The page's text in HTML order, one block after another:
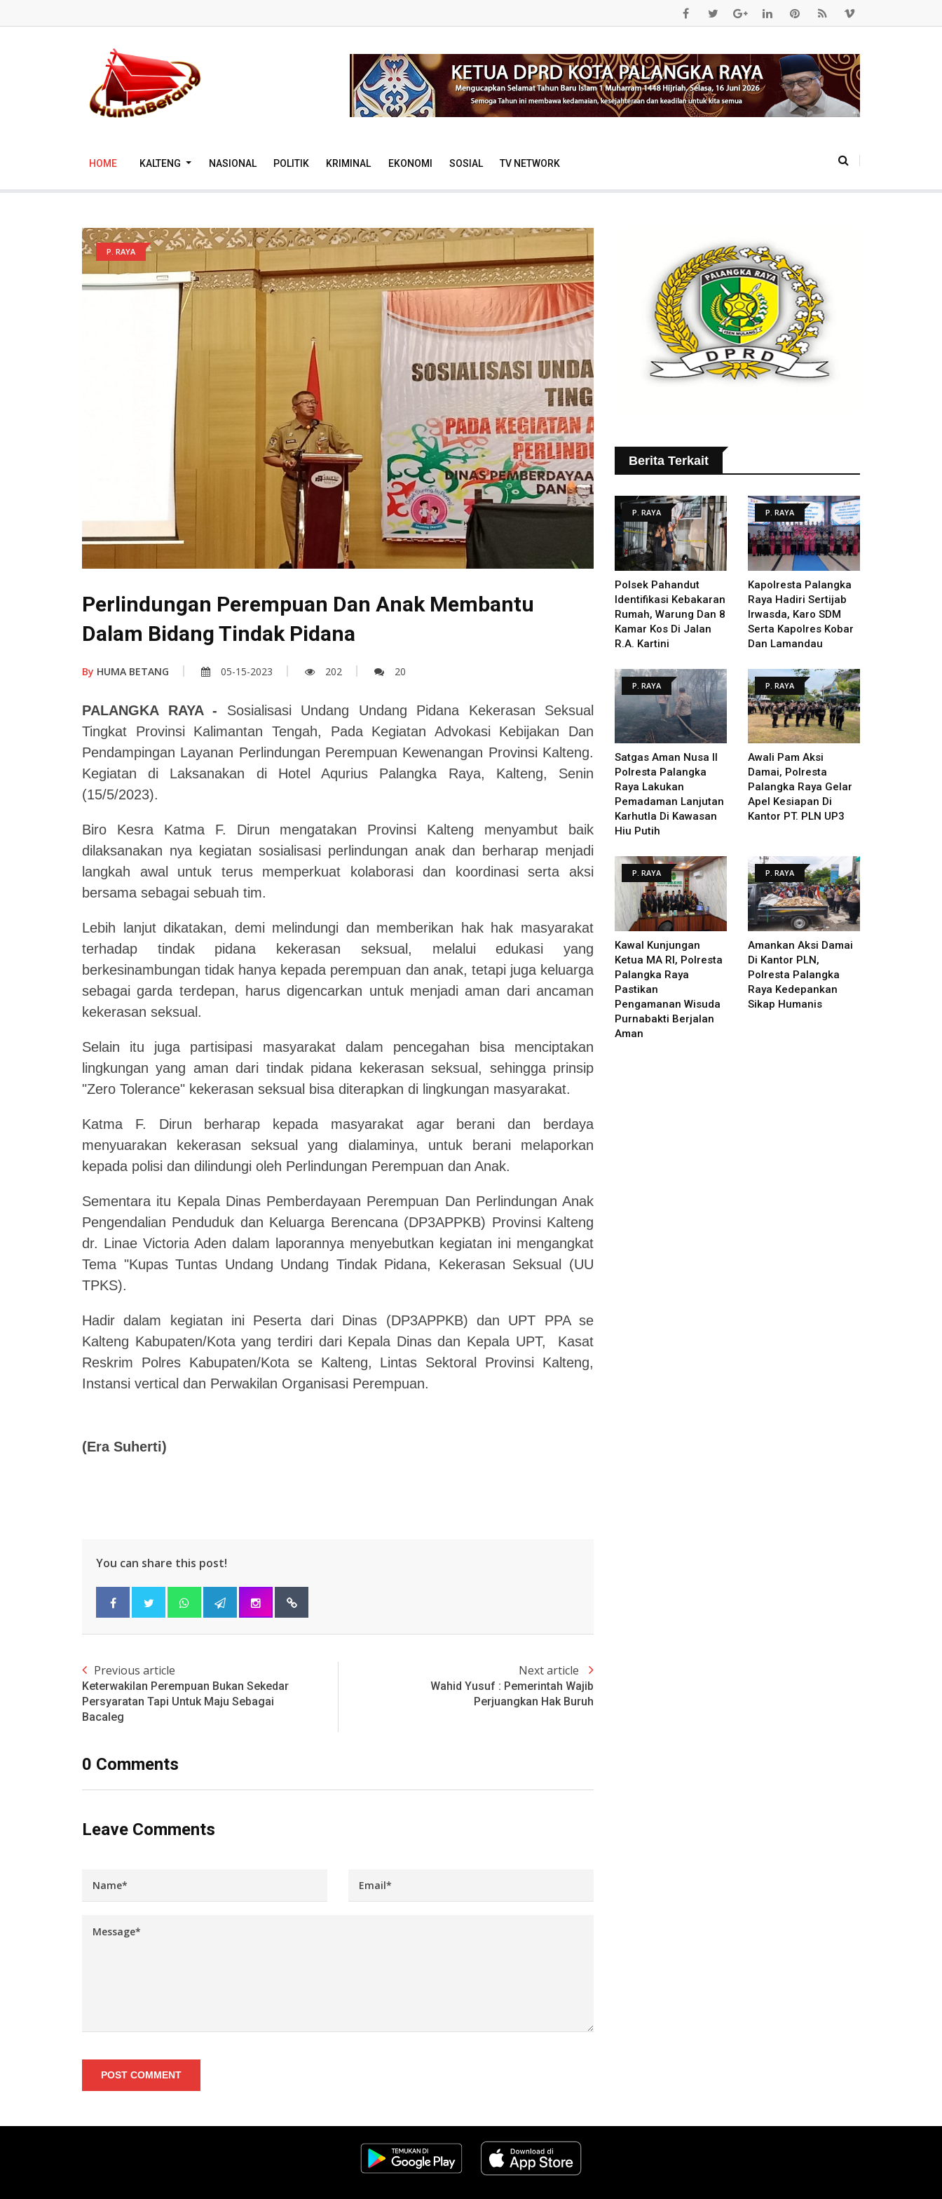
HOME KALTENG NASIONAL POLITIK KRIMINAL EKONOMI SOSIAL TV NETWORK
P. RAYA
Perlindungan Perempuan Dan Anak Membantu
Dalam Bidang Tindak Pidana
By HUMA BETANG 05-15-2023 202 20
PALANGKA RAYA - Sosialisasi Undang Undang Pidana Kekerasan Seksual
Tingkat Provinsi Kalimantan Tengah, Pada Kegiatan Advokasi Kebijakan Dan
Pendampingan Layanan Perlindungan Perempuan Kewenangan Provinsi Kalteng.
Kegiatan di Laksanakan di Hotel Aqurius Palangka Raya, Kalteng, Senin
(15/5/2023).
Biro Kesra Katma F. Dirun mengatakan Provinsi Kalteng menyambut baik
dilaksanakan nya kegiatan sosialisasi perlindungan anak dan berharap menjadi
langkah awal untuk terus memperkuat kolaborasi dan koordinasi serta aksi
bersama sebagai sebuah tim.
Lebih lanjut dikatakan, demi melindungi dan memberikan hak hak masyarakat
terhadap tindak pidana kekerasan seksual, melalui edukasi yang
berkesinambungan tidak hanya kepada perempuan dan anak, tetapi juga keluarga
sebagai garda terdepan, harus digencarkan untuk menjadi aman dari ancaman
kekerasan seksual.
Selain itu juga partisipasi masyarakat dalam pencegahan bisa menciptakan
lingkungan yang aman dari tindak pidana kekerasan seksual, sehingga prinsip
"Zero Tolerance" kekerasan seksual bisa diterapkan di lingkungan masyarakat.
Katma F. Dirun berharap kepada masyarakat agar berani dan berdaya
menyuarakan kekerasan seksual yang dialaminya, untuk berani melaporkan
kepada polisi dan dilindungi oleh Perlindungan Perempuan dan Anak.
Sementara itu Kepala Dinas Pemberdayaan Perempuan Dan Perlindungan Anak
Pengendalian Penduduk dan Keluarga Berencana (DP3APPKB) Provinsi Kalteng
dr. Linae Victoria Aden dalam laporannya menyebutkan kegiatan ini mengangkat
Tema "Kupas Tuntas Undang Undang Tindak Pidana, Kekerasan Seksual (UU
TPKS).
Hadir dalam kegiatan ini Peserta dari Dinas (DP3APPKB) dan UPT PPA se
Kalteng Kabupaten/Kota yang terdiri dari Kepala Dinas dan Kepala UPT, Kasat
Reskrim Polres Kabupaten/Kota se Kalteng, Lintas Sektoral Provinsi Kalteng,
Instansi vertical dan Perwakilan Organisasi Perempuan.
(Era Suherti)
You can share this post!
Previous article
Keterwakilan Perempuan Bukan Sekedar
Persyaratan Tapi Untuk Maju Sebagai
Bacaleg
Next article
Wahid Yusuf : Pemerintah Wajib
Perjuangkan Hak Buruh
0 Comments
Leave Comments
POST COMMENT
Berita Terkait
P. RAYA
Polsek Pahandut
Identifikasi Kebakaran
Rumah, Warung Dan 8
Kamar Kos Di Jalan
R.A. Kartini
P. RAYA
Kapolresta Palangka
Raya Hadiri Sertijab
Irwasda, Karo SDM
Serta Kapolres Kobar
Dan Lamandau
P. RAYA
Satgas Aman Nusa II
Polresta Palangka
Raya Lakukan
Pemadaman Lanjutan
Karhutla Di Kawasan
Hiu Putih
P. RAYA
Awali Pam Aksi
Damai, Polresta
Palangka Raya Gelar
Apel Kesiapan Di
Kantor PT. PLN UP3
P. RAYA
Kawal Kunjungan
Ketua MA RI, Polresta
Palangka Raya
Pastikan
Pengamanan Wisuda
Purnabakti Berjalan
Aman
P. RAYA
Amankan Aksi Damai
Di Kantor PLN,
Polresta Palangka
Raya Kedepankan
Sikap Humanis